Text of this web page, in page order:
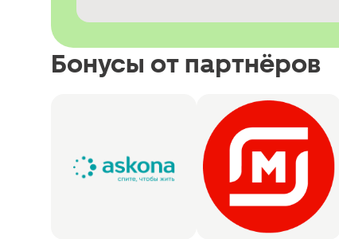
Бонусы от партнёров